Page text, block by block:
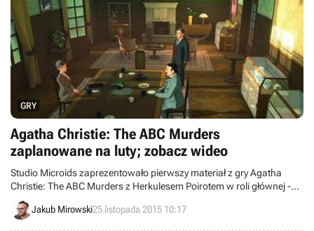
GRY
Agatha Christie: The ABC Murders
zaplanowane na luty; zobacz wideo
Studio Microids zaprezentowało pierwszy materiał z gry Agatha
Christie: The ABC Murders z Herkulesem Poirotem w roli głównej -
opublikowano krótkie fragmenty rozgrywki oraz rozmowy z
deweloperami. Produkcja ukaże się w lutym przyszłego roku na PC,
Jakub Mirowski25 listopada 2015 10:17